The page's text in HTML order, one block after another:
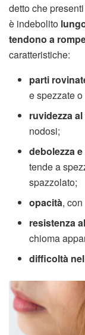
detto che presenti
è indebolito
tendono a
caratteristiche:
parti
e spezzate
ruvidezza
nodosi;
debolezza
tende a
spazzolato;
opacità,
resistenza
chioma
difficoltà